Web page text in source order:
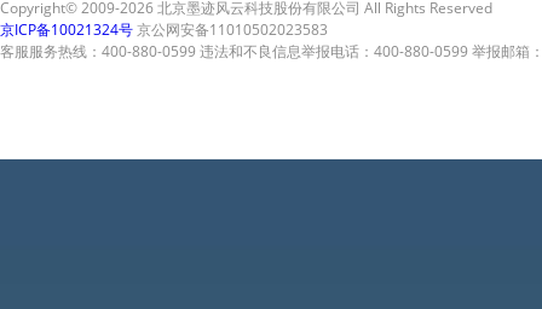
Copyright© 2009-2026 北京墨迹风云科技股份有限公司 All Rights Reserved
京ICP备10021324号京公网安备11010502023583
客服服务热线：400-880-0599 违法和不良信息举报电话：400-880-0599 举报邮箱